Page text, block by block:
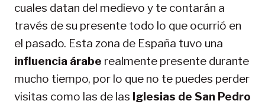
cuales datan del medievo y te contarán a
través de su presente todo lo que ocurrió en
el pasado. Esta zona de España tuvo una
influencia árabe realmente presente durante
mucho tiempo, por lo que no te puedes perder
visitas como las de las Iglesias de San Pedro